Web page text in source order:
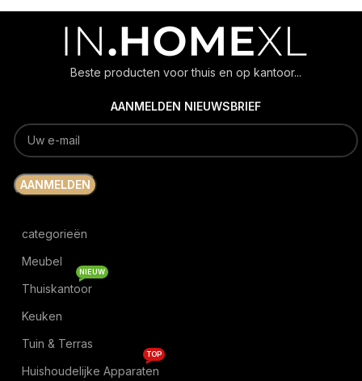
Beste producten voor thuis en op kantoor...
AANMELDEN NIEUWSBRIEF
categorieën
Meubel
Thuiskantoor
NIEUW
Keuken
Tuin & Terras
Huishoudelijke Apparaten
TOP